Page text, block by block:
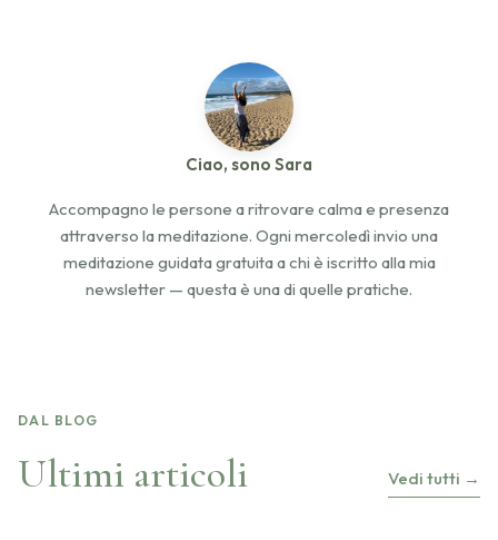
Ciao, sono Sara
Accompagno le persone a ritrovare calma e presenza
attraverso la meditazione. Ogni mercoledì invio una
meditazione guidata gratuita a chi è iscritto alla mia
newsletter — questa è una di quelle pratiche.
DAL BLOG
Ultimi articoli Vedi tutti →